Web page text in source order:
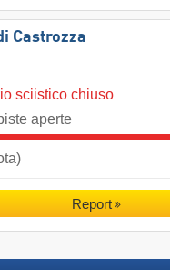
Castrozza
sciistico chiuso
aperte
Report